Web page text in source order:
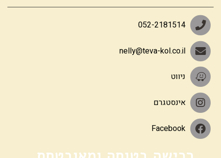
052-2181514
nelly@teva-kol.co.il
ניווט
אינסטגרם
Facebook